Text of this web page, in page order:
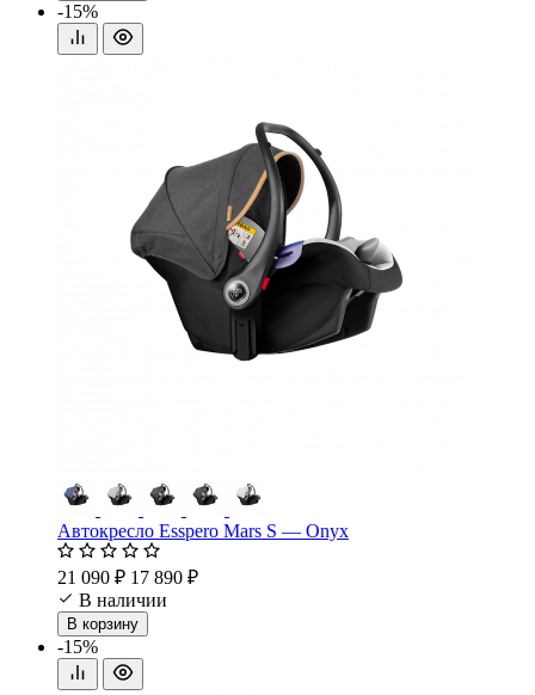
-15%
Автокресло Esspero Mars S — Onyx
21 090 ₽ 17 890 ₽
В наличии
В корзину
-15%